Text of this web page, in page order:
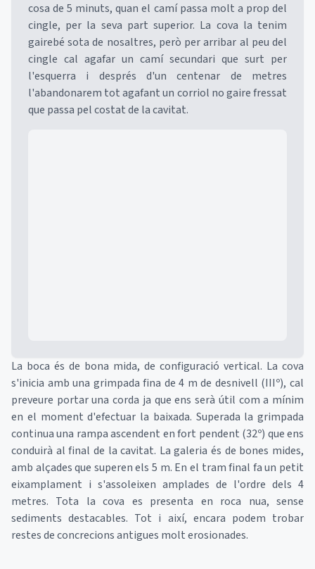
cosa de 5 minuts, quan el camí passa molt a prop del
cingle, per la seva part superior. La cova la tenim
gairebé sota de nosaltres, però per arribar al peu del
cingle cal agafar un camí secundari que surt per
l'esquerra i després d'un centenar de metres
l'abandonarem tot agafant un corriol no gaire fressat
que passa pel costat de la cavitat.
La boca és de bona mida, de configuració vertical. La cova
s'inicia amb una grimpada fina de 4 m de desnivell (IIIº), cal
preveure portar una corda ja que ens serà útil com a mínim
en el moment d'efectuar la baixada. Superada la grimpada
continua una rampa ascendent en fort pendent (32º) que ens
conduirà al final de la cavitat. La galeria és de bones mides,
amb alçades que superen els 5 m. En el tram final fa un petit
eixamplament i s'assoleixen amplades de l'ordre dels 4
metres. Tota la cova es presenta en roca nua, sense
sediments destacables. Tot i així, encara podem trobar
restes de concrecions antigues molt erosionades.